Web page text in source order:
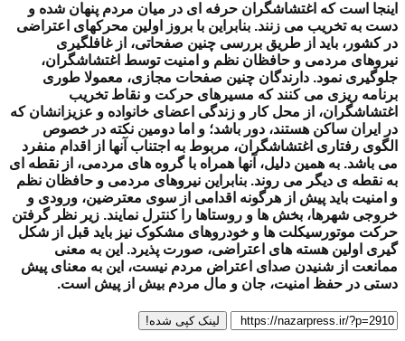
اینجا است که اغتشاشگران حرفه ای در میان مردم پنهان شده و
دست به تخریب می زنند. بنابراین با بروز اولین محرکهای اعتراضی
در کشور، باید از طریق بررسی چنین صفحاتی، از غافلگیری
نیروهای مردمی و حافظان نظم و امنیت توسط اغتشاشگران،
جلوگیری نمود. دارندگان چنین صفحات مجازی، معمولا طوری
برنامه ریزی می کنند که مسیرهای حرکت و نقاط تخریب
اغتشاشگران، از محل کار و زندگی اعضای خانواده و عزیزانشان که
در ایران ساکن هستند، دور باشد؛ و اما دومین نکته در خصوص
الگوی رفتاری اغتشاشگران، مربوط به اجتناب آنها از اقدام منفرد
می باشد. به همین دلیل، آنها همراه با گروه های مردمی، از نقطه ای
به نقطه ی دیگر می روند. بنابراین نیروهای مردمی و حافظان نظم
و امنیت باید پیش از هرگونه اقدامی از سوی معترضین، ورودی و
خروجی شهرها، بخش ها و روستاها را کنترل نمایند. زیر نظر گرفتن
حرکت موتورسیکلت ها و خودروهای مشکوک نیز باید قبل از شکل
گیری اولین هسته های اعتراضی، صورت پذیرد. این به معنی
ممانعت از شنیدن صدای اعتراض مردم نیست، این به معنای پیش
دستی در حفظ امنیت، جان و مال مردم بیش از پیش است.
لینک کپی شده!